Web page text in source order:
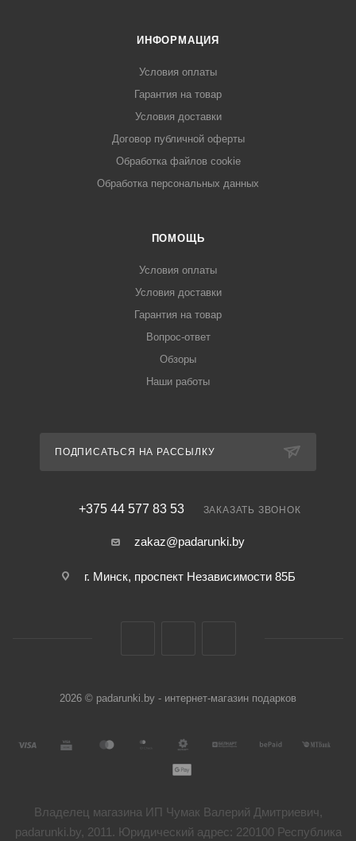
ИНФОРМАЦИЯ
Условия оплаты
Гарантия на товар
Условия доставки
Договор публичной оферты
Обработка файлов cookie
Обработка персональных данных
ПОМОЩЬ
Условия оплаты
Условия доставки
Гарантия на товар
Вопрос-ответ
Обзоры
Наши работы
ПОДПИСАТЬСЯ НА РАССЫЛКУ
+375 44 577 83 53 ЗАКАЗАТЬ ЗВОНОК
zakaz@padarunki.by
г. Минск, проспект Независимости 85Б
2026 © padarunki.by - интернет-магазин подарков
Владелец магазина ИП Чумак Валерий Дмитриевич,
padarunki.by, 2011. Юридический адрес: 220100 Республика